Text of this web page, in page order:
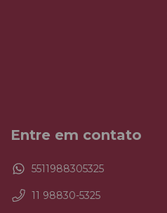
Entre em contato
5511988305325
11 98830-5325